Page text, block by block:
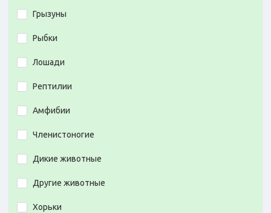
Грызуны
Рыбки
Лошади
Рептилии
Амфибии
Членистоногие
Дикие животные
Другие животные
Хорьки